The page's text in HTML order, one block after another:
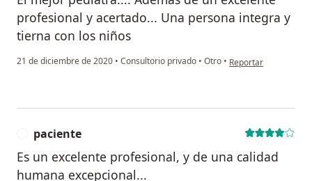
profesional y acertado... Una persona integra y
tierna con los niños
21 de diciembre de 2020 • Consultorio privado • Otro • en opinión del
Reportar
paciente
Es un excelente profesional, y de una calidad
humana excepcional...